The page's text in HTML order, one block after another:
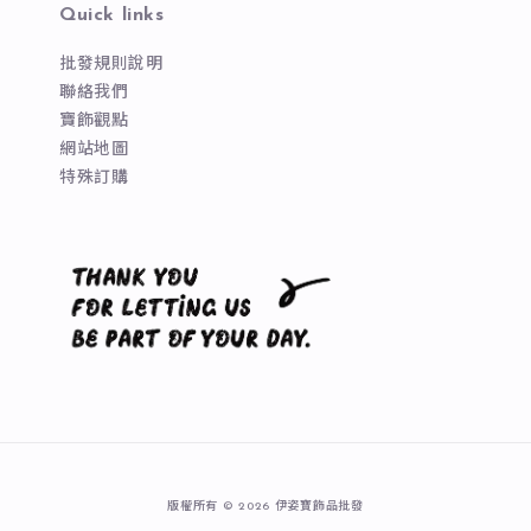
Quick links
批發規則說明
聯絡我們
寶飾觀點
網站地圖
特殊訂購
版權所有 © 2026 伊姿寶飾品批發